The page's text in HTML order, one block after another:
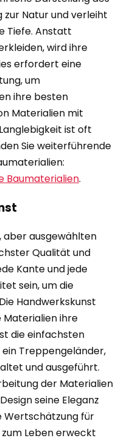
Natur und verleiht
Tiefe. Anstatt
wird ihre
erfordert eine
um
ihre besten
Materialien mit
ist oft
Sie weiterführende
Baumaterialien.
aber ausgewählten
Qualität und
Kante und jede
sein, um die
Handwerkskunst
ihre
die einfachsten
Treppengeländer,
und ausgeführt.
der Materialien
seine Eleganz
Wertschätzung für
Leben erweckt